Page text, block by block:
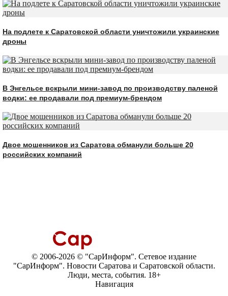
На подлете к Саратовской области уничтожили украинские
дроны
В Энгельсе вскрыли мини-завод по производству паленой
водки: ее продавали под премиум-брендом
Двое мошенников из Саратова обманули больше 20
российских компаний
© 2006-2026 © "СарИнформ". Сетевое издание
"СарИнформ". Новости Саратова и Саратовской области.
Люди, места, события. 18+
Навигация